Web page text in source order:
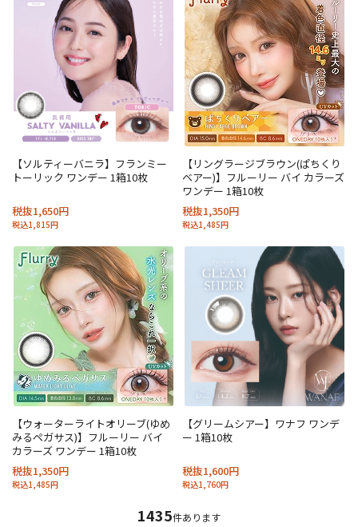
【ソルティーバニラ】フランミー
トーリック ワンデー 1箱10枚
税抜1,650円
税込1,815円
【リングラージブラウン(ぱちくり
ベアー)】フルーリー バイ カラーズ
ワンデー 1箱10枚
税抜1,350円
税込1,485円
【ウォーターライトオリーブ(ゆめ
みるペガサス)】フルーリー バイ
カラーズ ワンデー 1箱10枚
税抜1,350円
税込1,485円
【グリームシアー】ワナフ ワンデ
ー 1箱10枚
税抜1,600円
税込1,760円
1435件あります